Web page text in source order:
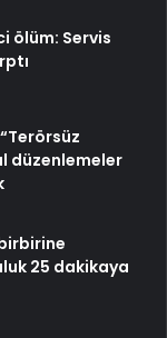
ölüm: Servis
“Terörsüz
düzenlemeler
25 dakikaya